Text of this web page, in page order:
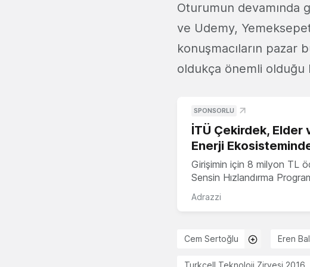
Oturumun devamında
ve Udemy,
konuşmacıların pazar
oldukça önemli olduğu
SPONSORLU
İTÜ Çekirdek, Elder
Enerji
Girişimin için 8 milyon TL
Sensin Hızlandırma
Adrazzi
Cem Sertoğlu Eren